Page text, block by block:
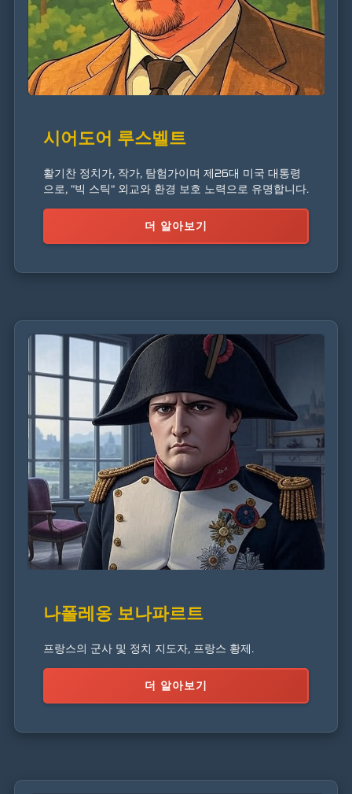
시어도어 루스벨트
활기찬 정치가, 작가, 탐험가이며 제26대 미국 대통령
으로, "빅 스틱" 외교와 환경 보호 노력으로 유명합니다.
더 알아보기
나폴레옹 보나파르트
프랑스의 군사 및 정치 지도자, 프랑스 황제.
더 알아보기